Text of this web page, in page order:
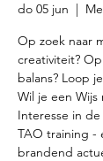
do 05 jun
  |
Op zoek naar
creativiteit?
balans? Loop
Wil je een Wijs
Interesse in
TAO training -
brandend